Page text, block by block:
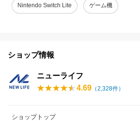
Nintendo Switch Lite ゲーム機
ショップ情報
ニューライフ
4.69 （2,328件）
ショップトップ